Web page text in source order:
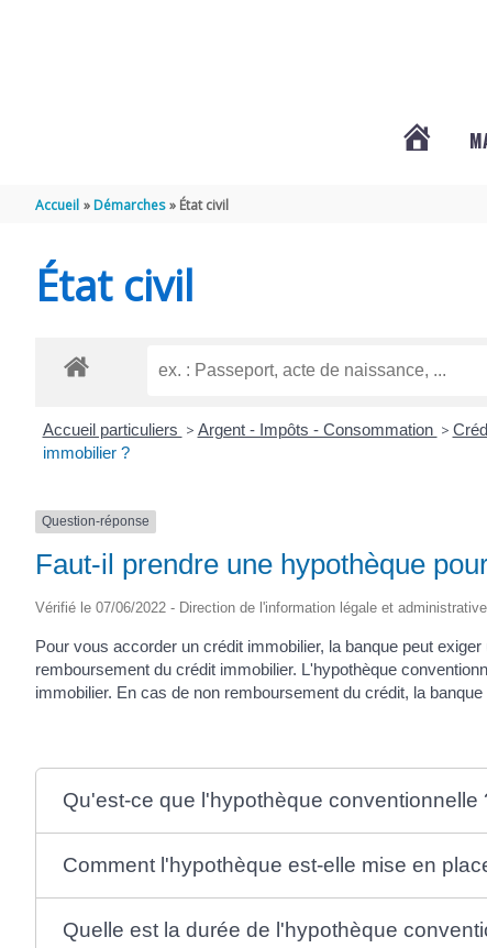
TITRE)
Accueil Démarches État civil
État civil
Accueil particuliers > Argent - Impôts - Consommation >
immobilier ?
Question-réponse
Faut-il prendre une hypothèque
Vérifié le 07/06/2022 - Direction de l'information légale et
Pour vous accorder un crédit immobilier, la banque peut
remboursement du crédit immobilier. L'hypothèque
immobilier. En cas de non remboursement du crédit, la
Qu'est-ce que l'hypothèque conventionnelle
Comment l'hypothèque est-elle mise en
Quelle est la durée de l'hypothèque